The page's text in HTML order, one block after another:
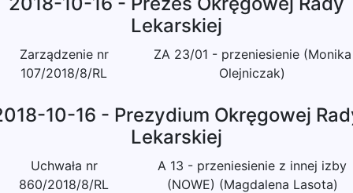
Lekarskiej
Zarządzenie nr
107/2018/8/RL
ZA 23/01 - przeniesienie (Monika
Olejniczak)
10-16 - Prezydium Okręgowej
Lekarskiej
Uchwała nr
860/2018/8/RL
A 13 - przeniesienie z innej izby
(NOWE) (Magdalena Lasota)